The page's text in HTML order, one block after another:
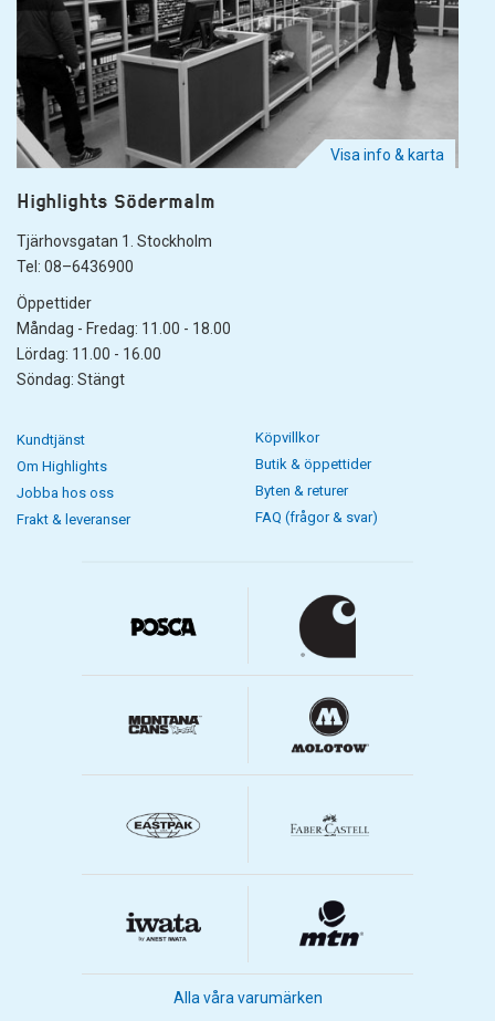
Visa info & karta
Highlights Södermalm
Tjärhovsgatan 1. Stockholm
Tel: 08–6436900
Öppettider
Måndag - Fredag: 11.00 - 18.00
Lördag: 11.00 - 16.00
Söndag: Stängt
Kundtjänst
Om Highlights
Jobba hos oss
Frakt & leveranser
Köpvillkor
Butik & öppettider
Byten & returer
FAQ (frågor & svar)
Alla våra varumärken